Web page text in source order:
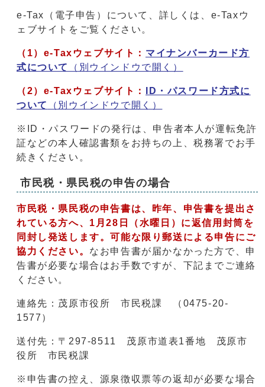
e-Tax（電子申告）について、詳しくは、e-Taxウ
ェブサイトをご覧ください。
（1）e-Taxウェブサイト： マイナンバーカード方
式について
（別ウインドウで開く）
（2）e-Taxウェブサイト：
ID・パスワード方式に
ついて
（別ウインドウで開く）
※ID・パスワードの発行は、申告者本人が運転免許
証などの本人確認書類をお持ちの上、税務署でお手
続きください。
市民税・県民税の申告の場合
市民税・県民税の申告書は、昨年、申告書を提出さ
れている方へ、1月28日（水曜日）に返信用封筒を
同封し発送します。可能な限り郵送による申告にご
協力ください。 なお申告書が届かなかった方で、申
告書が必要な場合はお手数ですが、下記までご連絡
ください。
連絡先：茂原市役所 市民税課 （0475-20-
1577）
送付先：〒297-8511 茂原市道表1番地 茂原市
役所 市民税課
※申告書の控え、源泉徴収票等の返却が必要な場合